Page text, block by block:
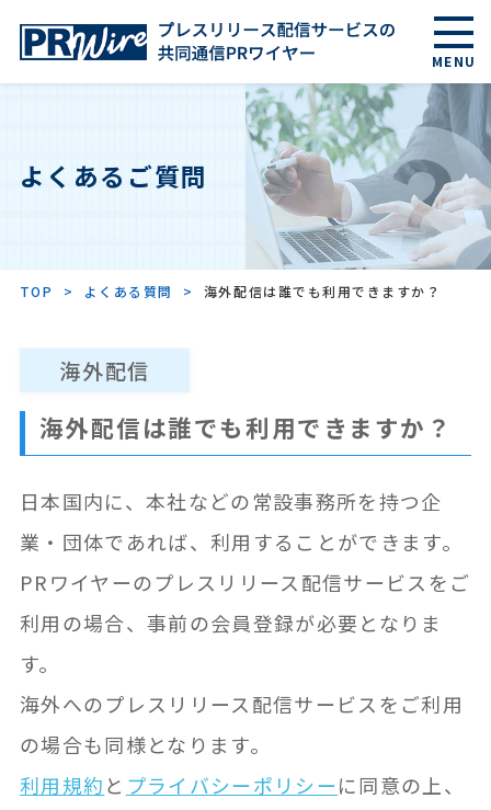
MENU
AI検索/LLMO
料金
よくあるご質問
導入事例
各種ご案内
サービスのご相談
よくあるご質問
TOP よくある質問 海外配信は誰でも利用できますか？
海外配信
海外配信は誰でも利用できますか？
日本国内に、本社などの常設事務所を持つ企
業・団体であれば、利用することができます。
PRワイヤーのプレスリリース配信サービスをご
利用の場合、事前の会員登録が必要となりま
す。
海外へのプレスリリース配信サービスをご利用
の場合も同様となります。
利用規約と プライバシーポリシーに同意の上、